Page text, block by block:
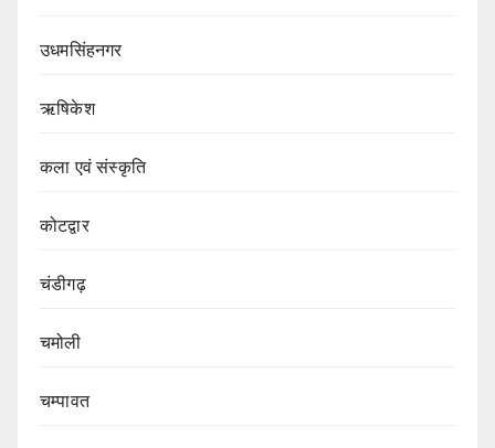
उधमसिंहनगर
ऋषिकेश
कला एवं संस्कृति
कोटद्वार
चंडीगढ़
चमोली
चम्पावत